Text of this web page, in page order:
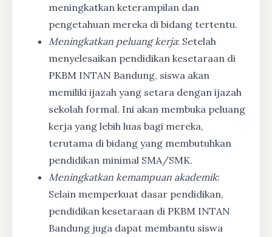
meningkatkan keterampilan dan
pengetahuan mereka di bidang tertentu.
Meningkatkan peluang kerja: Setelah
menyelesaikan pendidikan kesetaraan di
PKBM INTAN Bandung, siswa akan
memiliki ijazah yang setara dengan ijazah
sekolah formal. Ini akan membuka peluang
kerja yang lebih luas bagi mereka,
terutama di bidang yang membutuhkan
pendidikan minimal SMA/SMK.
Meningkatkan kemampuan akademik:
Selain memperkuat dasar pendidikan,
pendidikan kesetaraan di PKBM INTAN
Bandung juga dapat membantu siswa